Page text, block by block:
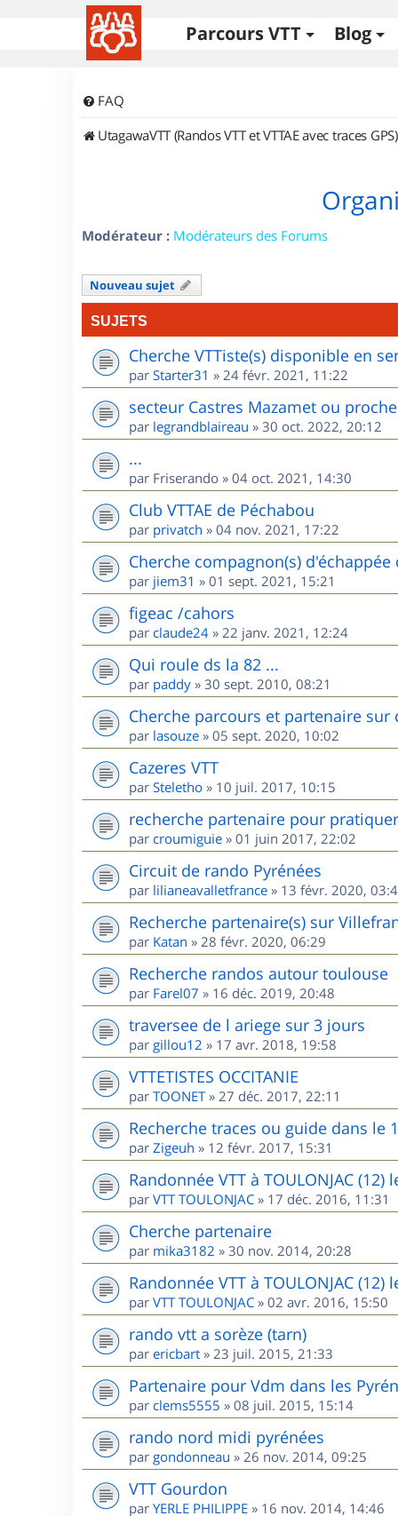
Parcours VTT Blog
FAQ
UtagawaVTT (Randos VTT et VTTAE avec traces GPS)
Modérateur : Modérateurs des Forums
Nouveau sujet
SUJETS
Cherche VTTiste(s) disponible en
par Starter31 » 24 févr. 2021, 11:22
secteur Castres Mazamet ou proche
par legrandblaireau » 30 oct. 2022, 20:12
...
par Friserando » 04 oct. 2021, 14:30
Club VTTAE de Péchabou
par privatch » 04 nov. 2021, 17:22
Cherche compagnon(s)
par jiem31 » 01 sept. 2021, 15:21
figeac /cahors
par claude24 » 22 janv. 2021, 12:24
Qui roule ds la 82 ...
par paddy » 30 sept. 2010, 08:21
Cherche parcours et partenaire sur
par lasouze » 05 sept. 2020, 10:02
Cazeres VTT
par Steletho » 10 juil. 2017, 10:15
recherche partenaire pour
par croumiguie » 01 juin 2017, 22:02
Circuit de rando Pyrénées
par lilianeavalletfrance » 13 févr. 2020,
Recherche partenaire(s) sur
par Katan » 28 févr. 2020, 06:29
Recherche randos autour toulouse
par Farel07 » 16 déc. 2019, 20:48
traversee de l ariege sur 3 jours
par gillou12 » 17 avr. 2018, 19:58
VTTETISTES OCCITANIE
par TOONET» 27 déc. 2017, 22:11
Recherche traces ou guide dans le
par Zigeuh » 12 févr. 2017, 15:31
Randonnée VTT à TOULONJAC (12)
par VTT TOULONJAC » 17 déc. 2016, 11:31
Cherche partenaire
par mika3182 » 30 nov. 2014, 20:28
Randonnée VTT à TOULONJAC (12)
par VTT TOULONJAC » 02 avr. 2016, 15:50
rando vtt a sorèze (tarn)
par ericbart » 23 juil. 2015, 21:33
Partenaire pour Vdm dans les
par clems5555 » 08 juil. 2015, 15:14
rando nord midi pyrénées
par gondonneau » 26 nov. 2014, 09:25
VTT Gourdon
par YERLE PHILIPPE » 16 nov. 2014, 14:46